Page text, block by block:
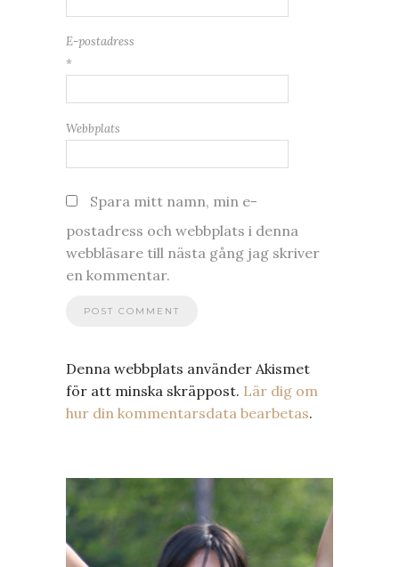
E-postadress
*
Webbplats
Spara mitt namn, min e-
postadress och webbplats i denna
webbläsare till nästa gång jag skriver
en kommentar.
Denna webbplats använder Akismet
för att minska skräppost. Lär dig om
hur din kommentarsdata bearbetas.